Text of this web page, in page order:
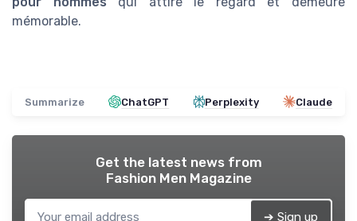
mémorable.
Summarize ChatGPT Perplexity Claude
Get the latest news from
Fashion Men Magazine
➔ Sign up